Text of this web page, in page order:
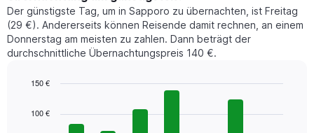
im
jeweiligen
Monat
an.
Diagramm
Der günstigste Tag, um in Sapporo zu übernachten, ist Freitag
(29 €). Andererseits können Reisende damit rechnen, an einem
Donnerstag am meisten zu zahlen. Dann beträgt der
durchschnittliche Übernachtungspreis 140 €.
chart
100 €
150 €